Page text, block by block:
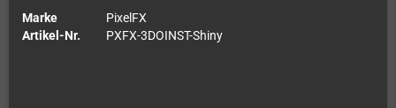
Marke
PixelFX
Artikel-Nr.
PXFX-3DOINST-Shiny